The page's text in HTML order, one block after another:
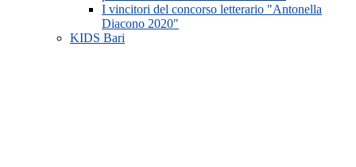
I vincitori del concorso letterario "Antonella
Diacono 2020"
KIDS Bari